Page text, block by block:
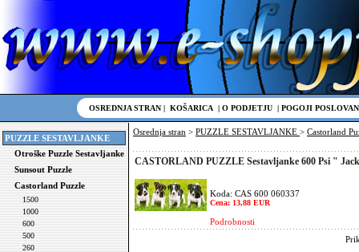
OSREDNJA STRAN| KOŠARICA| O PODJETJU| POGOJI
PUZZLE SESTAVLJANKE
Otroške Puzzle Sestavljanke
Sunsout Puzzle
Castorland Puzzle
1500
1000
600
500
260
Osrednja stran > PUZZLE SESTAVLJANKE > Castorland
CASTORLAND PUZZLE Sestavljanke 600 Psi "
Koda: CAS 600 060337
Cena: 13,88 EUR
Podrobnosti